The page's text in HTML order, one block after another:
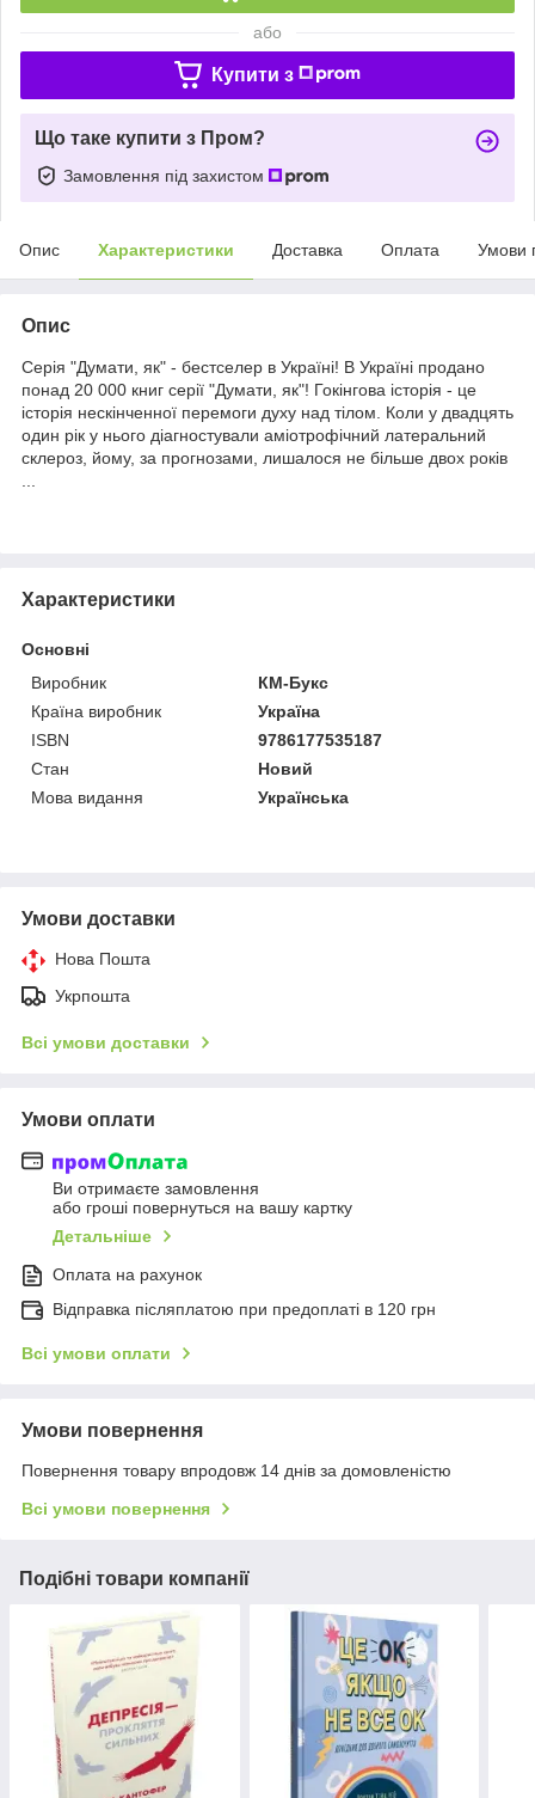
або
Купити з
Що таке купити з Пром?
Замовлення під захистом
Опис Характеристики Доставка Оплата Умови
Опис
Серія "Думати, як" - бестселер в Україні! В Україні продано
понад 20 000 книг серії "Думати, як"! Гокінгова історія - це
історія нескінченної перемоги духу над тілом. Коли у двадцять
один рік у нього діагностували аміотрофічний латеральний
склероз, йому, за прогнозами, лишалося не більше двох років
Характеристики
Основні
Виробник
КМ-Букс
Країна виробник
Україна
ISBN
9786177535187
Стан
Новий
Мова видання
Українська
Умови доставки
Нова Пошта
Укрпошта
Всі умови доставки
Умови оплати
Ви отримаєте замовлення
або гроші повернуться на вашу картку
Детальніше
Оплата на рахунок
Відправка післяплатою при предоплаті в 120 грн
Всі умови оплати
Умови повернення
Повернення товару впродовж 14 днів за домовленістю
Всі умови повернення
Подібні товари компанії